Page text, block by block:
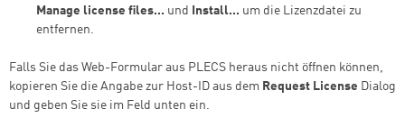
Manage license files... und Install... um die Lizenzdatei zu
entfernen.
Falls Sie das Web-Formular aus PLECS heraus nicht öffnen können,
kopieren Sie die Angabe zur Host-ID aus dem Request License Dialog
und geben Sie sie im Feld unten ein.